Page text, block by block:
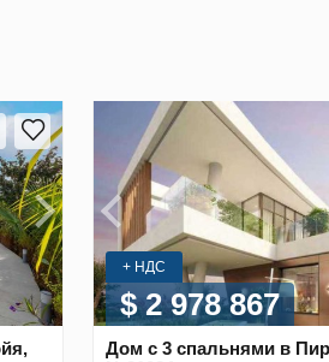
+ НДС
$ 2 978 867
Дом с 3 спальнями в